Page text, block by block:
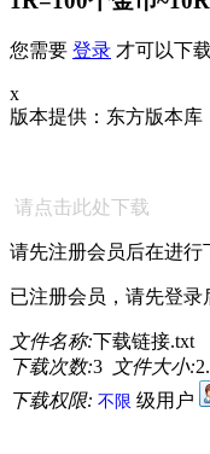
您需要 登录 才可以下
x
版本提供：东方版本
请点击此处下载
请先注册会员后在进行
已注册会员，请先登录
文件名称:下载链接.txt
下载次数:3 文件大小:
下载权限: 不限 级用户